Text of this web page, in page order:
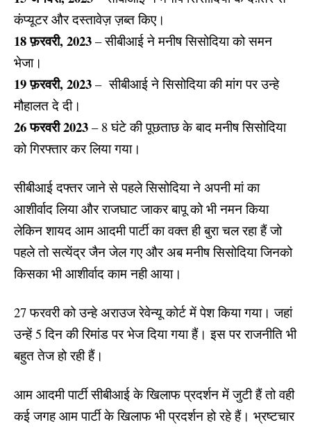
कंप्यूटर और दस्तावेज़ ज़ब्त किए।
18 फ़रवरी, 2023 – सीबीआई ने मनीष सिसोदिया को समन
भेजा।
19 फ़रवरी, 2023 – सीबीआई ने सिसोदिया की मांग पर उन्हे
मौहालत दे दी।
26 फरवरी 2023 – 8 घंटे की पूछताछ के बाद मनीष सिसोदिया
को गिरफ्तार कर लिया गया।
सीबीआई दफ्तर जाने से पहले सिसोदिया ने अपनी मां का
आशीर्वाद लिया और राजघाट जाकर बापू को भी नमन किया
लेकिन शायद आम आदमी पार्टी का वक्त ही बुरा चल रहा हैं जो
पहले तो सत्येंद्र जैन जेल गए और अबमनीष सिसोदियाजिनको
किसका भी आशीर्वाद काम नही आया।
27 फरवरी को उन्हे अराउज रेवेन्यू कोर्ट में पेश किया गया। जहां
उन्हें 5 दिन की रिमांड पर भेज दिया गया हैं। इस पर राजनीति भी
बहुत तेज हो रही हैं।
आम आदमी पार्टी सीबीआई के खिलाफ प्रदर्शन में जुटी हैं तो वही
कई जगह आम पार्टी के खिलाफ भी प्रदर्शन हो रहे हैं। भ्रष्टचार